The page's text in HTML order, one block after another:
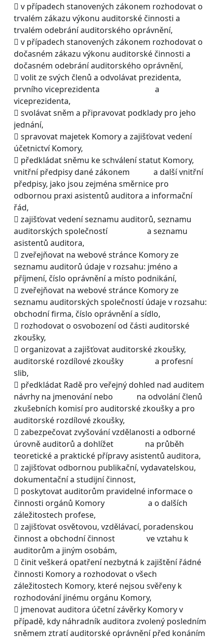
 v případech stanovených zákonem rozhodovat o
trvalém zákazu výkonu auditorské činnosti a
trvalém odebrání auditorského oprávnění,
 v případech stanovených zákonem rozhodovat o
dočasném zákazu výkonu auditorské činnosti a
dočasném odebrání auditorského oprávnění,
 volit ze svých členů a odvolávat prezidenta,
prvního viceprezidenta a
viceprezidenta,
 svolávat sněm a připravovat podklady pro jeho
jednání,
 spravovat majetek Komory a zajišťovat vedení
účetnictví Komory,
 předkládat sněmu ke schválení statut Komory,
vnitřní předpisy dané zákonem a další vnitřní
předpisy, jako jsou zejména směrnice pro
odbornou praxi asistentů auditora a informační
řád,
 zajišťovat vedení seznamu auditorů, seznamu
auditorských společností a seznamu
asistentů auditora,
 zveřejňovat na webové stránce Komory ze
seznamu auditorů údaje v rozsahu: jméno a
příjmení, číslo oprávnění a místo podnikání,
 zveřejňovat na webové stránce Komory ze
seznamu auditorských společností údaje v rozsahu:
obchodní firma, číslo oprávnění a sídlo,
 rozhodovat o osvobození od části auditorské
zkoušky,
 organizovat a zajišťovat auditorské zkoušky,
auditorské rozdílové zkoušky a profesní
slib,
 předkládat Radě pro veřejný dohled nad auditem
návrhy na jmenování nebo na odvolání členů
zkušebních komisí pro auditorské zkoušky a pro
auditorské rozdílové zkoušky,
 zabezpečovat zvyšování vzdělanosti a odborné
úrovně auditorů a dohlížet na průběh
teoretické a praktické přípravy asistentů auditora,
 zajišťovat odbornou publikační, vydavatelskou,
dokumentační a studijní činnost,
 poskytovat auditorům pravidelné informace o
činnosti orgánů Komory a o dalších
záležitostech profese,
 zajišťovat osvětovou, vzdělávací, poradenskou
činnost a obchodní činnost ve vztahu k
auditorům a jiným osobám,
 činit veškerá opatření nezbytná k zajištění řádné
činnosti Komory a rozhodovat o všech
záležitostech Komory, které nejsou svěřeny k
rozhodování jinému orgánu Komory,
 jmenovat auditora účetní závěrky Komory v
případě, kdy náhradník auditora zvolený posledním
sněmem ztratí auditorské oprávnění před konáním